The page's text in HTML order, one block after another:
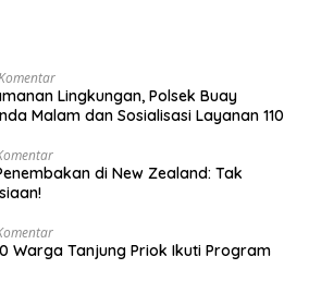
Lingkungan, Polsek Buay
Malam dan Sosialisasi Layanan 110
di New Zealand: Tak
Warga Tanjung Priok Ikuti Program